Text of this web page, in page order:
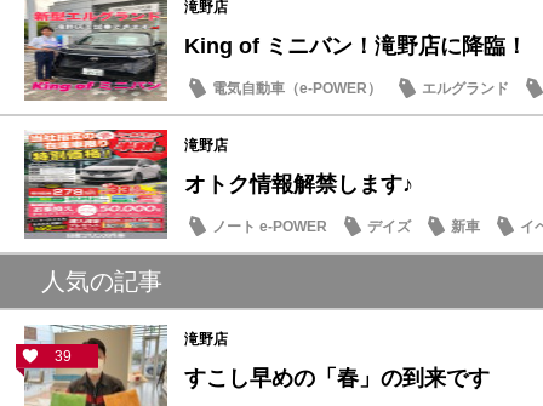
滝野店
King of ミニバン！滝野店に降臨！
電気自動車（e-POWER） エルグランド
滝野店
オトク情報解禁します♪
ノート e-POWER デイズ 新車 イ
人気の記事
39
滝野店
すこし早めの「春」の到来です